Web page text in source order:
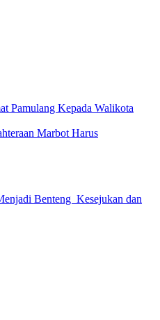
Pamulang Kepada Walikota
Marbot Harus
Benteng Kesejukan dan